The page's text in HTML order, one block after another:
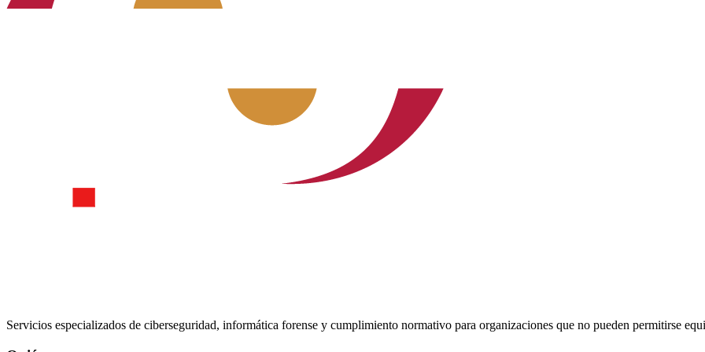
Servicios especializados de ciberseguridad, informática forense y cumplimiento normativo para organizaciones que no pueden permitirse